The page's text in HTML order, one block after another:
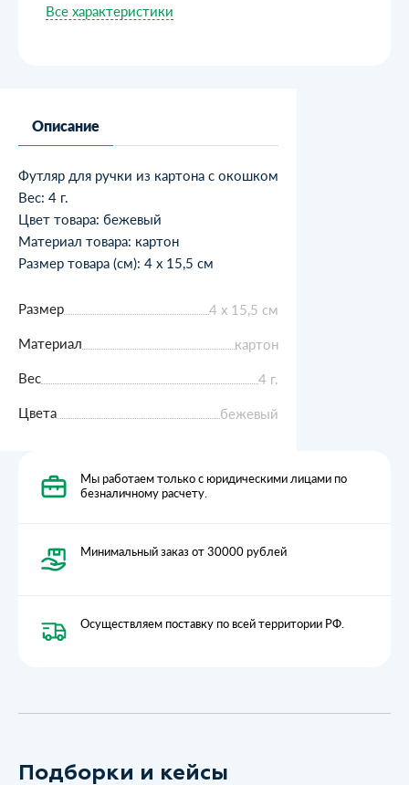
Все характеристики
Мы работаем только с юридическими лицами по
безналичному расчету.
Минимальный заказ от 30000 рублей
Осуществляем поставку по всей территории РФ.
Описание
Футляр для ручки из картона с окошком
Вес: 4 г.
Цвет товара: бежевый
Материал товара: картон
Размер товара (см): 4 x 15,5 см
Размер
4 x 15,5 см
Материал
картон
Вес
4 г.
Цвета
бежевый
Подборки и кейсы